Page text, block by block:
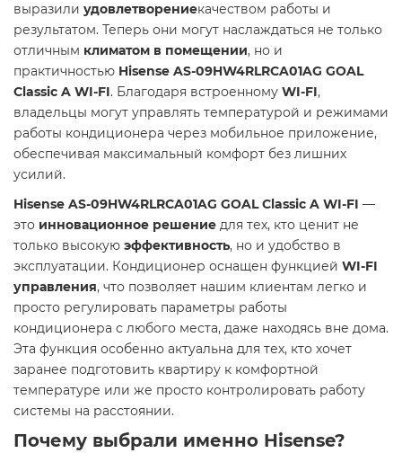
выразили удовлетворениекачеством работы и
результатом. Теперь они могут наслаждаться не только
отличным климатом в помещении, но и
практичностью Hisense AS-09HW4RLRCA01AG GOAL
Classic A WI-FI. Благодаря встроенному WI-FI,
владельцы могут управлять температурой и режимами
работы кондиционера через мобильное приложение,
обеспечивая максимальный комфорт без лишних
усилий.
Hisense AS-09HW4RLRCA01AG GOAL Classic A WI-FI —
это инновационное решение для тех, кто ценит не
только высокую эффективность, но и удобство в
эксплуатации. Кондиционер оснащен функцией WI-FI
управления, что позволяет нашим клиентам легко и
просто регулировать параметры работы
кондиционера с любого места, даже находясь вне дома.
Эта функция особенно актуальна для тех, кто хочет
заранее подготовить квартиру к комфортной
температуре или же просто контролировать работу
системы на расстоянии.
Почему выбрали именно Hisense?